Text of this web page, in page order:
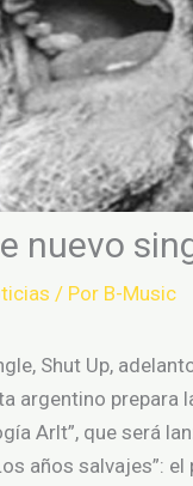
nuevo
/ Por B-Music
Shut Up,
argentino prepara
Arlt”, que será
años salvajes”: